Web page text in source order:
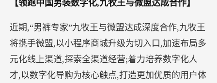
【领跑中国男装数字化,九牧王与微盟达成合作】
近期,“男裤专家”九牧王与微盟达成深度合作,九牧王
将携手微盟,以小程序商城升级为切入口,加速布局多
元化线上渠道,探索全渠道经营;着力培养数字化人
才,以数字化导购为核心触点,打造更加优质的用户体